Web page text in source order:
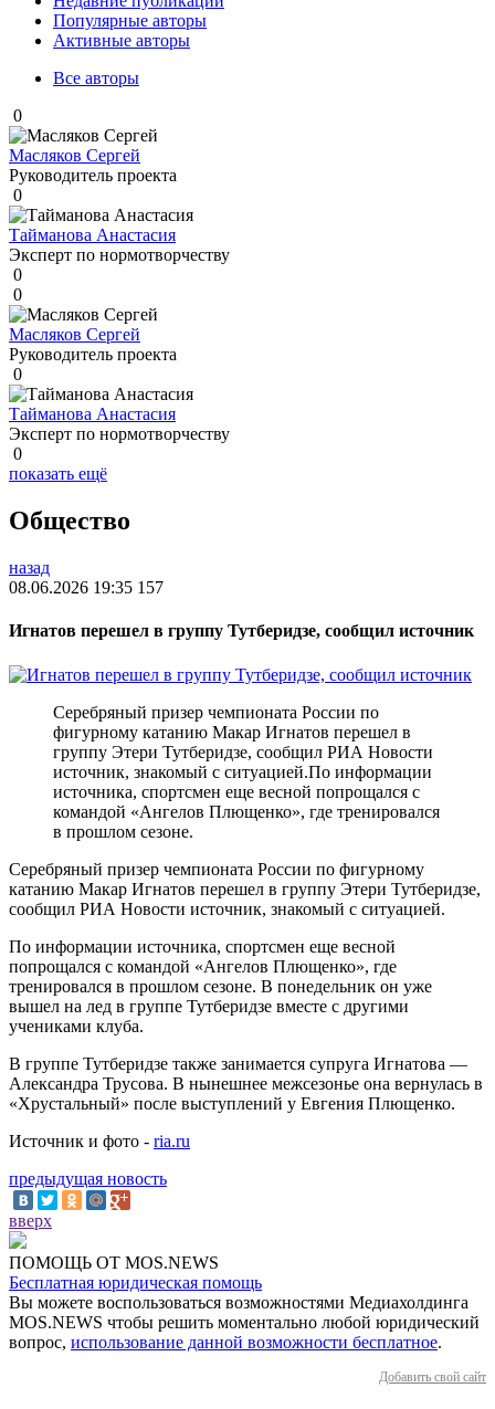
Популярные авторы
Активные авторы
Все авторы
0
Масляков Сергей
Руководитель проекта
0
Тайманова Анастасия
Эксперт по нормотворчеству
0
0
Масляков Сергей
Руководитель проекта
0
Тайманова Анастасия
Эксперт по нормотворчеству
0
показать ещё
Общество
назад
08.06.2026 19:35 157
Игнатов перешел в группу Тутберидзе, сообщил источник
Серебряный призер чемпионата России по
фигурному катанию Макар Игнатов перешел в
группу Этери Тутберидзе, сообщил РИА Новости
источник, знакомый с ситуацией.По информации
источника, спортсмен еще весной попрощался с
командой «Ангелов Плющенко», где тренировался
в прошлом сезоне.
Серебряный призер чемпионата России по фигурному
катанию Макар Игнатов перешел в группу Этери Тутберидзе,
сообщил РИА Новости источник, знакомый с ситуацией.
По информации источника, спортсмен еще весной
попрощался с командой «Ангелов Плющенко», где
тренировался в прошлом сезоне. В понедельник он уже
вышел на лед в группе Тутберидзе вместе с другими
учениками клуба.
В группе Тутберидзе также занимается супруга Игнатова —
Александра Трусова. В нынешнее межсезонье она вернулась в
«Хрустальный» после выступлений у Евгения Плющенко.
Источник и фото - ria.ru
предыдущая новость
вверх
ПОМОЩЬ ОТ MOS.NEWS
Бесплатная юридическая помощь
Вы можете воспользоваться возможностями Медиахолдинга
MOS.NEWS чтобы решить моментально любой юридический
вопрос, использование данной возможности бесплатное.
Добавить свой сайт